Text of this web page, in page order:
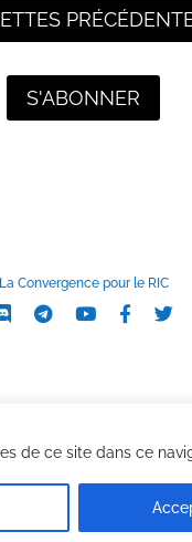
de ce site dans ce
S'ABONNER
La Convergence pour le RIC
RIC – Mentions
–Responsable